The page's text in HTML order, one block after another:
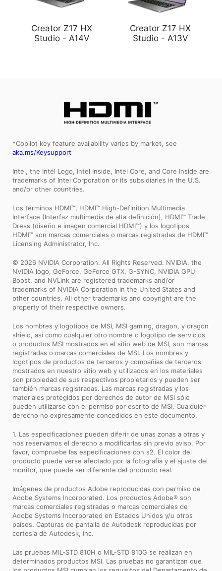
Creator Z17 HX
Studio - A14V
Creator Z17 HX
Studio - A13V
*Copilot key feature availability varies by market, see
aka.ms/Keysupport
Intel, the Intel Logo, Intel Inside, Intel Core, and Core Inside are
trademarks of Intel Corporation or its subsidiaries in the U.S.
and/or other countries.
Los términos HDMI™, HDMI™ High-Definition Multimedia
Interface (Interfaz multimedia de alta definición), HDMI™ Trade
Dress (diseño e imagen comercial HDMI™) y los logotipos
HDMI™ son marcas comerciales o marcas registradas de HDMI™
Licensing Administrator, Inc.
© 2026 NVIDIA Corporation. All Rights Reserved. NVIDIA, the
NVIDIA logo, GeForce, GeForce GTX, G-SYNC, NVIDIA GPU
Boost, and NVLink are registered trademarks and/or
trademarks of NVIDIA Corporation in the United States and
other countries. All other trademarks and copyright are the
property of their respective owners.
Los nombres y logotipos de MSI, MSI gaming, dragon, y dragon
shield, así como cualquier otro nombre o logotipo de servicios
o productos MSI mostrados en el sitio web de MSI, son marcas
registradas o marcas comerciales de MSI. Los nombres y
logotipos de productos de terceros y compañías de terceros
mostrados en nuestro sitio web y utilizados en los materiales
son propiedad de sus respectivos propietarios y pueden ser
también marcas registradas. Las marcas registradas y los
materiales protegidos por derechos de autor de MSI sólo
pueden utilizarse con el permiso por escrito de MSI. Cualquier
derecho no expresamente concedidos en este documento.
1. Las especificaciones pueden diferir de unas zonas a otras y
nos reservamos el derecho a modificarlas sin previo aviso. Por
favor, compruebe las especificaciones con s2. El color del
producto puede verse afectado por la fotografía y el ajuste del
monitor, que puede ser diferente del producto real.
Imágenes de productos Adobe reproducidas con permiso de
Adobe Systems Incorporated. Los productos Adobe® son
marcas comerciales registradas o marcas comerciales de
Adobe Systems Incorporated en Estados Unidos y/u otros
países. Capturas de pantalla de Autodesk reproducidas por
cortesía de Autodesk, Inc.
Las pruebas MIL-STD 810H o MIL-STD 810G se realizan en
determinados productos MSI. Las pruebas no garantizan que